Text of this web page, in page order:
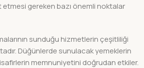
gereken bazı önemli noktalar
sunduğu hizmetlerin çeşitliliği
Düğünlerde sunulacak yemeklerin
memnuniyetini doğrudan etkiler.